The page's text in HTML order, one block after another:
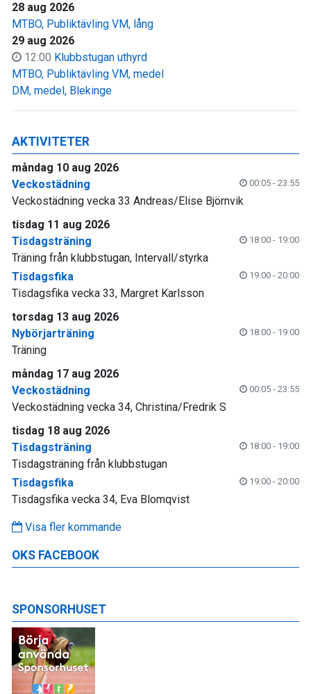
28 aug 2026
MTBO, Publiktävling VM, lång
29 aug 2026
12:00 Klubbstugan uthyrd
MTBO, Publiktävling VM, medel
DM, medel, Blekinge
AKTIVITETER
måndag 10 aug 2026
Veckostädning
00:05 - 23:55
Veckostädning vecka 33 Andreas/Elise Björnvik
tisdag 11 aug 2026
Tisdagsträning
18:00 - 19:00
Träning från klubbstugan, Intervall/styrka
Tisdagsfika
19:00 - 20:00
Tisdagsfika vecka 33, Margret Karlsson
torsdag 13 aug 2026
Nybörjarträning
18:00 - 19:00
Träning
måndag 17 aug 2026
Veckostädning
00:05 - 23:55
Veckostädning vecka 34, Christina/Fredrik S
tisdag 18 aug 2026
Tisdagsträning
18:00 - 19:00
Tisdagsträning från klubbstugan
Tisdagsfika
19:00 - 20:00
Tisdagsfika vecka 34, Eva Blomqvist
Visa fler kommande
OKS FACEBOOK
SPONSORHUSET